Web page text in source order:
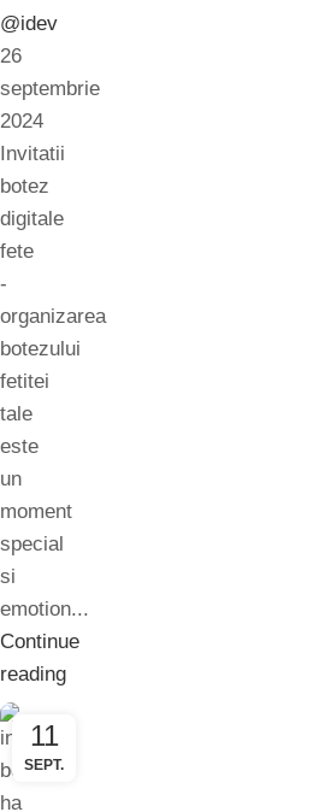
@idev
26
septembrie
2024
Invitatii
botez
digitale
fete
-
organizarea
botezului
fetitei
tale
este
un
moment
special
si
emotion...
Continue
reading
11
SEPT.